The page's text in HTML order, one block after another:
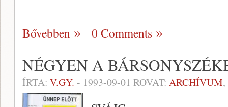
Bővebben 0 Comments
NÉGYEN A
ÍRTA: V.GY. - 1993-09-01 ROVAT: ARCHÍVUM,